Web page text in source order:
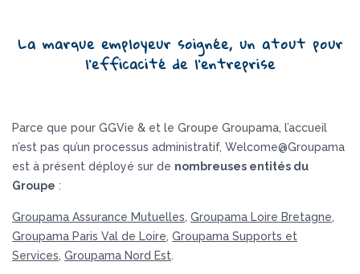
La marque employeur soignée, un atout pour
l’efficacité de l’entreprise
Parce que pour GGVie & et le Groupe Groupama, l’accueil
n’est pas qu’un processus administratif, Welcome@Groupama
est à présent déployé sur de nombreuses entités du
Groupe :
Groupama Assurance Mutuelles, Groupama Loire Bretagne,
Groupama Paris Val de Loire, Groupama Supports et
Services, Groupama Nord Est.